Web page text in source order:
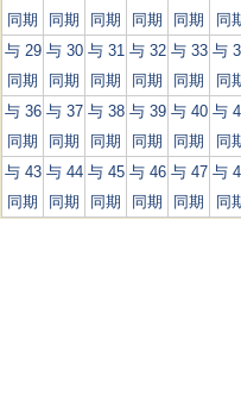
同期
同期
同期
同期
同期
同
与 29
同期
与 30
同期
与 31
同期
与 32
同期
与 33
同期
与
同
与 36
同期
与 37
同期
与 38
同期
与 39
同期
与 40
同期
与
同
与 43
同期
与 44
同期
与 45
同期
与 46
同期
与 47
同期
与
同